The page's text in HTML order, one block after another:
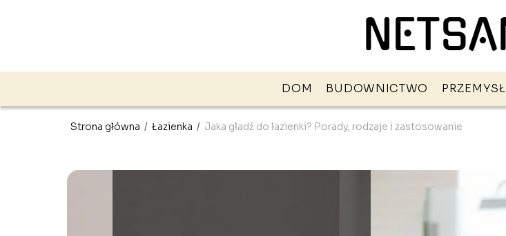
DOM BUDOWNICTWO PRZEMYSŁ
Strona główna / Łazienka / Jaka gładź do łazienki? Porady, rodzaje i zastosowanie